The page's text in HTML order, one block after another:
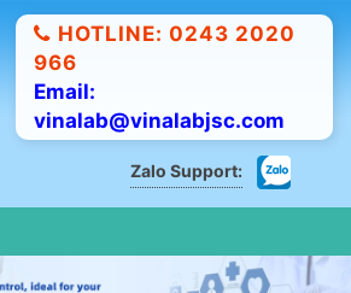
HOTLINE: 0243 2020
966
Email:
vinalab@vinalabjsc.com
Zalo Support: